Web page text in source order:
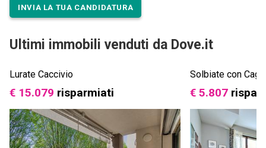
INVIA LA TUA CANDIDATURA
Ultimi immobili venduti da Dove.it
Lurate Caccivio
€ 15.079 risparmiati
Solbiate con
€ 5.807